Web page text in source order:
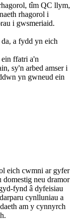
tîm QC llym,
rhagorol i
i gwsmeriaid.
a fydd yn eich
ffatri a'n
sy'n arbed amser i
yn gwneud ein
eich cwmni ar gyfer
neu dramor
fynd â dyfeisiau
cynlluniau a
am y cynnyrch